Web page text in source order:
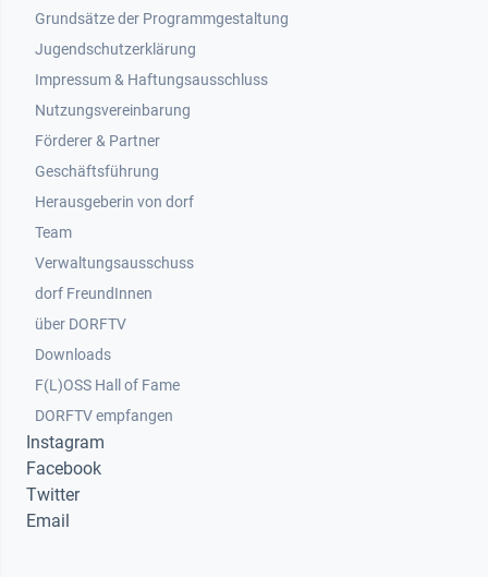
Grundsätze der Programmgestaltung
Jugendschutzerklärung
Impressum & Haftungsausschluss
Nutzungsvereinbarung
Footer 2
Förderer & Partner
Geschäftsführung
Herausgeberin von dorf
Team
Verwaltungsausschuss
dorf FreundInnen
Footer 3
über DORFTV
Downloads
F(L)OSS Hall of Fame
Footer 4
DORFTV empfangen
Instagram
Facebook
Twitter
Email